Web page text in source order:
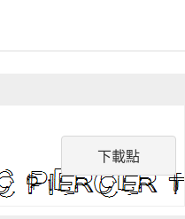
下載點